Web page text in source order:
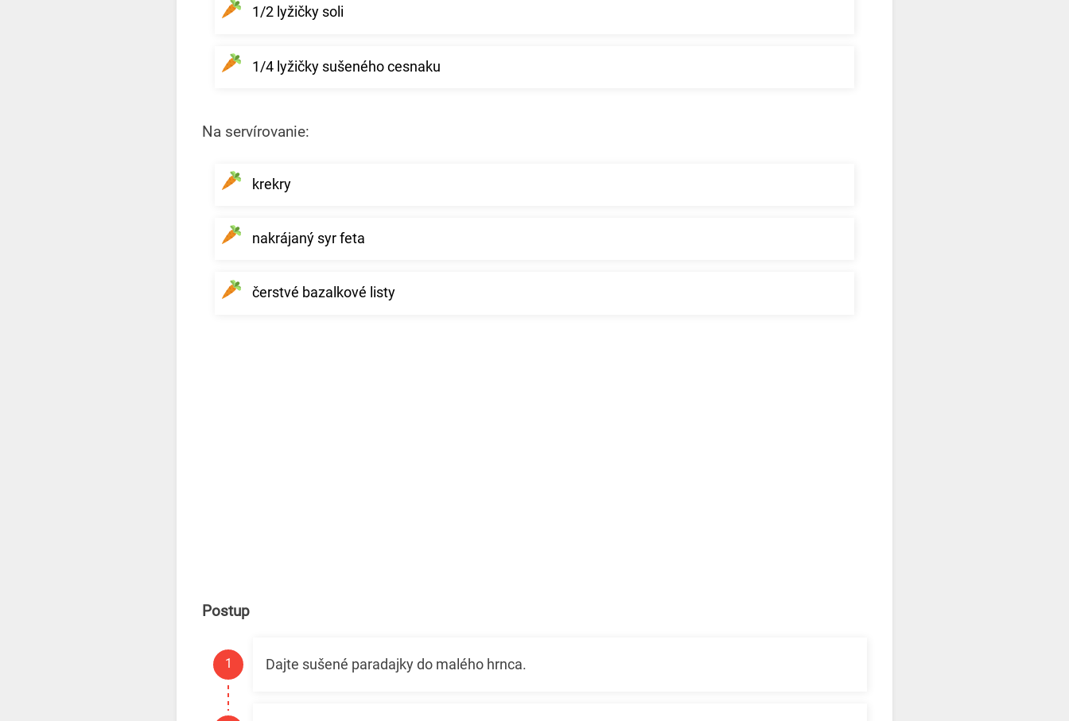
1/2 lyžičky soli
1/4 lyžičky sušeného cesnaku
Na servírovanie:
krekry
nakrájaný syr feta
čerstvé bazalkové listy
Postup
Dajte sušené paradajky do malého hrnca.